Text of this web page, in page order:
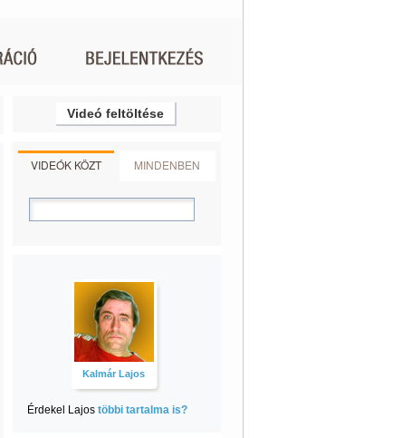
Videó feltöltése
VIDEÓK KÖZT MINDENBEN
Kalmár Lajos
Érdekel Lajos többi tartalma is?